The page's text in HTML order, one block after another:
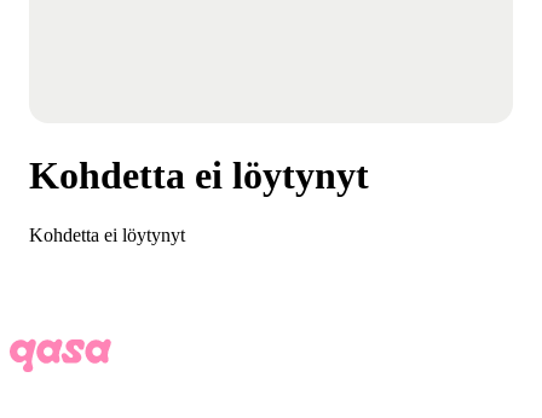
Kohdetta ei löytynyt
Kohdetta ei löytynyt